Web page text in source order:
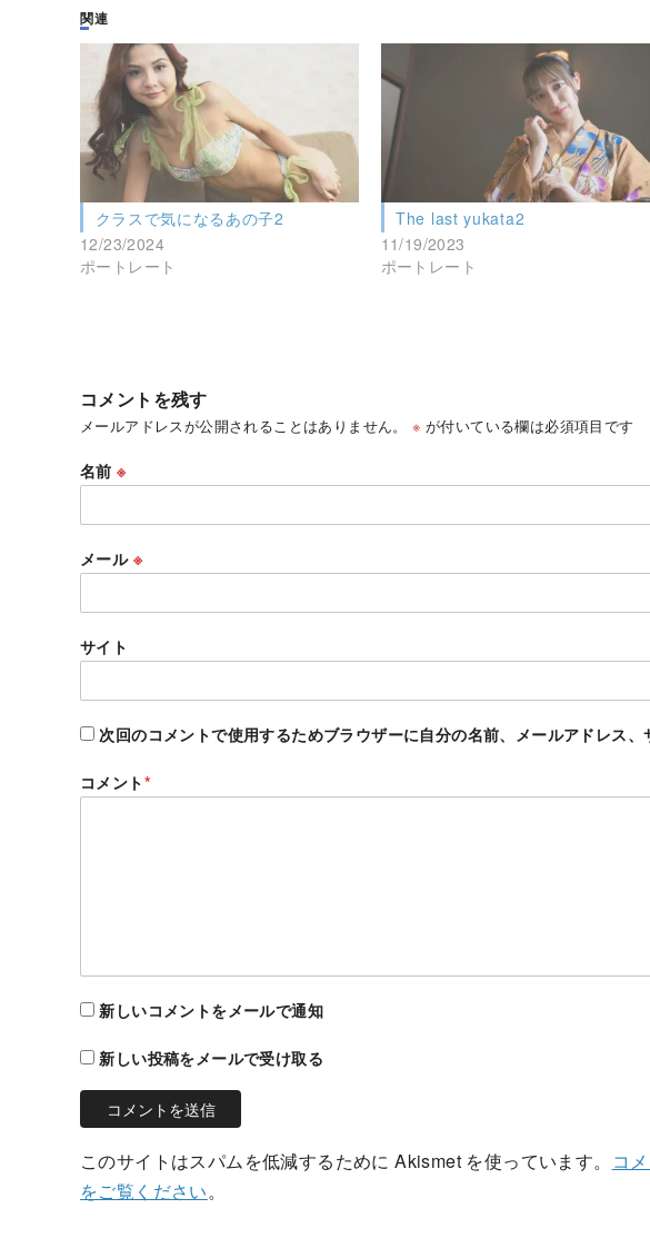
関連
クラスで気になるあの子2
12/23/2024
ポートレート
The last yukata2
11/19/2023
ポートレート
コメントを残す
メールアドレスが公開されることはありません。 ※ が付いている欄は必須項目です
名前※
メール ※
サイト
次回のコメントで使用するためブラウザーに自分の名前、メールアドレス、
コメント*
新しいコメントをメールで通知
新しい投稿をメールで受け取る
このサイトはスパムを低減するために Akismet を使っています。
コ
をご覧ください。